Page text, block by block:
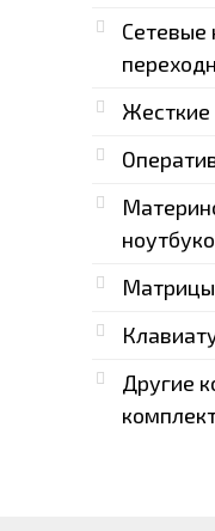
Сетевые
Жесткие
Матрицы
Другие